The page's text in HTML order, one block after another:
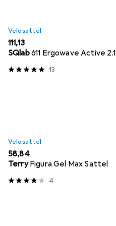
Velosattel
EUR
111,13
SQlab611 Ergowave Active 2.1
13
Velosattel
EUR
58,84
Terry Figura Gel Max Sattel
4